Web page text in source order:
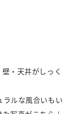
・天井がしっく
ラルな風合いもい